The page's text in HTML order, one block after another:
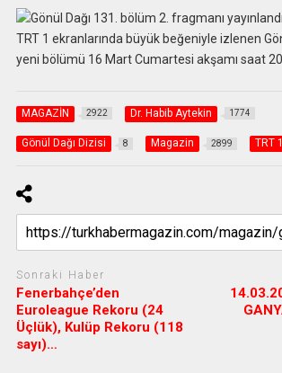
TRT 1 ekranlarında büyük beğeniyle izlenen
yeni bölümü 16 Mart Cumartesi akşamı saat
MAGAZİN 2922 Dr. Habib Aytekin 1774
Gönül Dağı Dizisi 8 Magazin 2899 TRT 1
Sonraki Haber
Fenerbahçe’den
Euroleague Rekoru (24
Üçlük), Kulüp Rekoru (118
sayı)…